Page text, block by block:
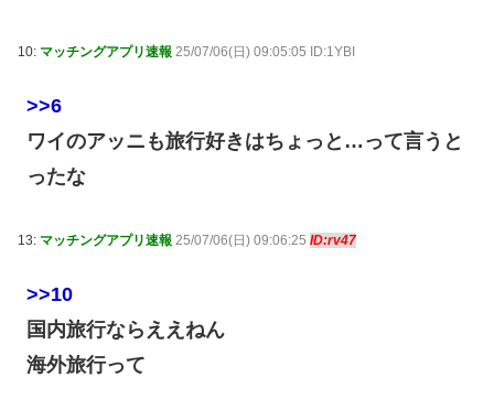
10: マッチングアプリ速報 25/07/06(日) 09:05:05 ID:1YBI
>>6
ワイのアッニも旅行好きはちょっと…って言うと
ったな
13: マッチングアプリ速報 25/07/06(日) 09:06:25 ID:rv47
>>10
国内旅行ならええねん
海外旅行って